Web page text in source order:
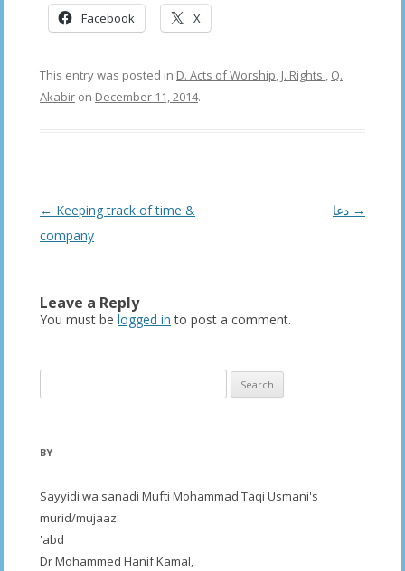
Facebook X
This entry was posted in D. Acts of Worship, J. Rights , Q.
Akabir on December 11, 2014.
Post
navigation
← Keeping track of time &
company
→
Leave a Reply
You must be logged in to post a comment.
for:
BY
Sayyidi wa sanadi Mufti Mohammad Taqi Usmani's
murid/mujaaz:
'abd
Dr Mohammed Hanif Kamal,